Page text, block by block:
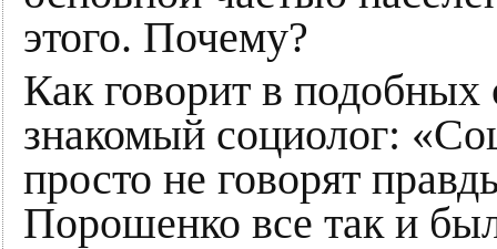
этого. Почему?
Как говорит в подобных
знакомый социолог:
просто не говорят
Порошенко все так и